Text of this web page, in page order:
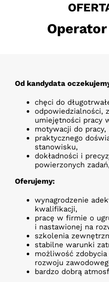
Od kandydata
chęci do
odpowiedzialności,
umiejętności pracy
motywacji do pracy,
praktycznego
stanowisku,
dokładności i
powierzonych zadań,
Oferujemy:
wynagrodzenie
kwalifikacji,
pracę w firmie o
i nastawionej na
szkolenia
stabilne warunki
możliwość
rozwoju
bardzo dobrą